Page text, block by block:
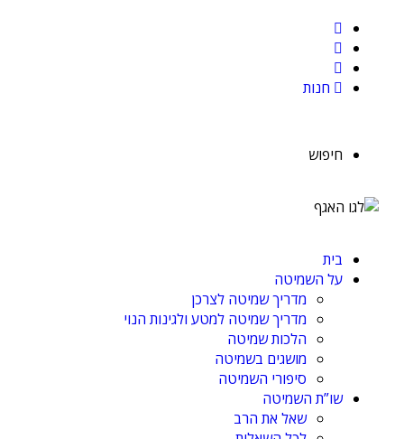
חנות
חיפוש
בית
על השמיטה
מדריך שמיטה לצרכן
מדריך שמיטה למטע ולגינות הנוי
הלכות שמיטה
מושגים בשמיטה
סיפורי השמיטה
שו”ת השמיטה
שאל את הרב